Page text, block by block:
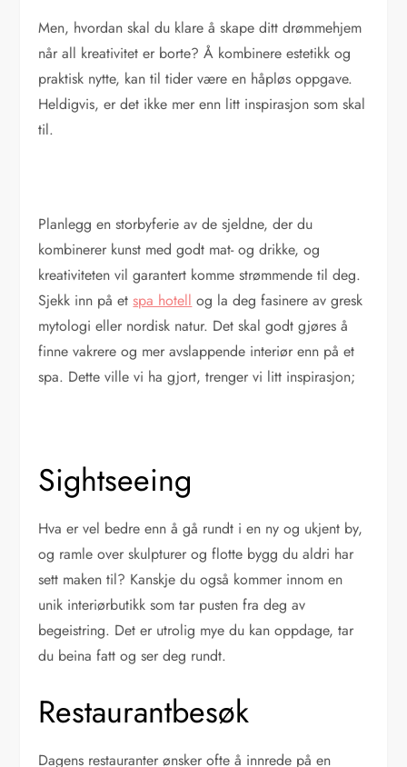
Men, hvordan skal du klare å skape ditt drømmehjem
når all kreativitet er borte? Å kombinere estetikk og
praktisk nytte, kan til tider være en håpløs oppgave.
Heldigvis, er det ikke mer enn litt inspirasjon som skal
til.
Planlegg en storbyferie av de sjeldne, der du
kombinerer kunst med godt mat- og drikke, og
kreativiteten vil garantert komme strømmende til deg.
Sjekk inn på etspa hotell og la deg fasinere av gresk
mytologi eller nordisk natur. Det skal godt gjøres å
finne vakrere og mer avslappende interiør enn på et
spa. Dette ville vi ha gjort, trenger vi litt inspirasjon;
Sightseeing
Hva er vel bedre enn å gå rundt i en ny og ukjent by,
og ramle over skulpturer og flotte bygg du aldri har
sett maken til? Kanskje du også kommer innom en
unik interiørbutikk som tar pusten fra deg av
begeistring. Det er utrolig mye du kan oppdage, tar
du beina fatt og ser deg rundt.
Restaurantbesøk
Dagens restauranter ønsker ofte å innrede på en